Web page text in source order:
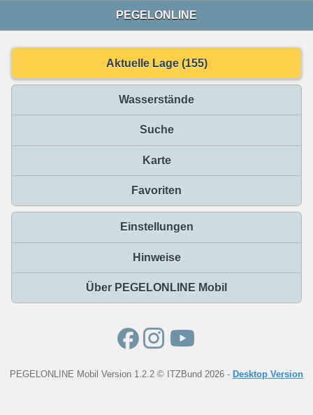
PEGELONLINE
Aktuelle Lage (155)
Wasserstände
Suche
Karte
Favoriten
Einstellungen
Hinweise
Über PEGELONLINE Mobil
PEGELONLINE Mobil Version 1.2.2 © ITZBund 2026 - Desktop Version